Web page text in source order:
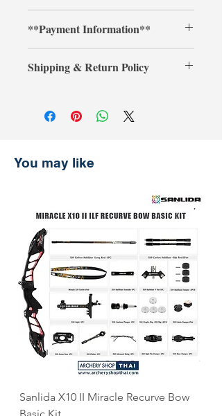
ArcheryShopThai! If you find a lower
price on our website within 30 days of
your purchase, simply present your
payment receipt, and we'll refund the
รับประกันราคานาน 30 วัน
ของเราภายใน 30 วันหลังจากการซื้อ
**Payment Information**
additional 3% processing fee.**
Shipping & Return Policy
การจัดส่งและการคืนสินค้า
You may like
Sanlida X10 II Miracle Recurve Bow